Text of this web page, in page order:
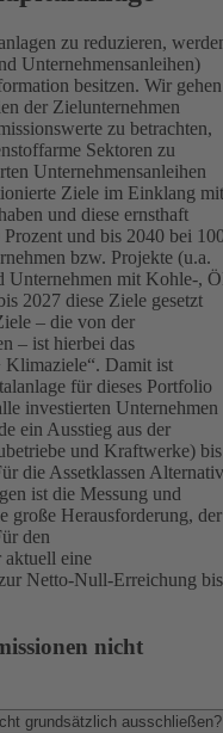
zu reduzieren,
Unternehmensanleihen)
besitzen. Wir gehen
der Zielunternehmen
zu betrachten,
Sektoren zu
Unternehmensanleihen
Ziele im Einklang mit
und diese ernsthaft
und bis 2040 bei
bzw. Projekte (u.a.
Unternehmen mit Kohle-,
2027 diese Ziele gesetzt
– die von der
– ist hierbei das
Klimaziele“. Damit ist
für dieses Portfolio
investierten Unternehmen
ein Ausstieg aus der
und Kraftwerke) bis
die Assetklassen
ist die Messung und
große Herausforderung, der
den
eine
Netto-Null-Erreichung bis
nicht
grundsätzlich ausschließen?